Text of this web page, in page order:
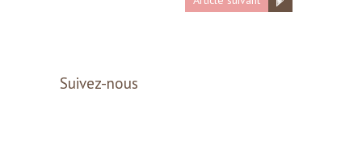
Suivez-nous